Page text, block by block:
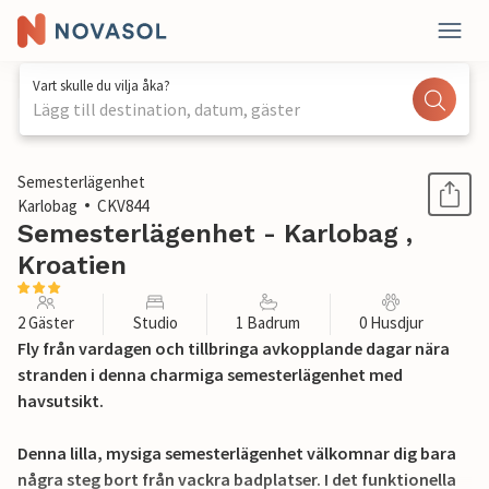
Vart skulle du vilja åka?
Lägg till destination, datum, gäster
1 / 25
Semesterlägenhet
Karlobag
CKV844
Semesterlägenhet - Karlobag ,
Kroatien
2 Gäster Studio 1 Badrum 0 Husdjur
Fly från vardagen och tillbringa avkopplande dagar nära
stranden i denna charmiga semesterlägenhet med
havsutsikt.
Denna lilla, mysiga semesterlägenhet välkomnar dig bara
några steg bort från vackra badplatser. I det funktionella